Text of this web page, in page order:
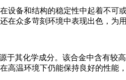
设备和结构的稳定性中起着不可
在众多苛刻环境中表现出色，为
于其化学成分。该合金中含有
高温环境下仍能保持良好的性能